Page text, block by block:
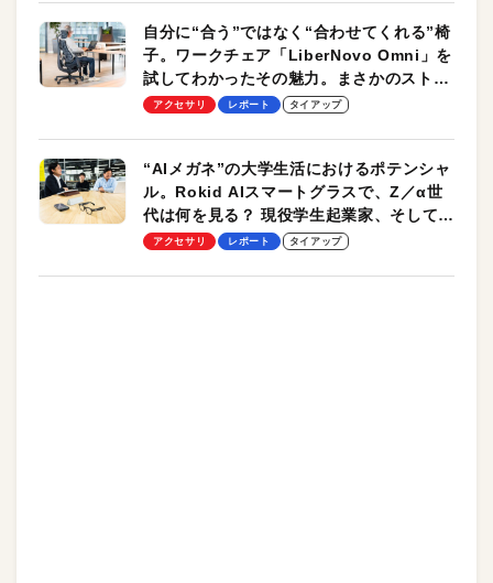
自分に“合う”ではなく“合わせてくれる”椅
子。ワークチェア「LiberNovo Omni」を
試してわかったその魅力。まさかのストレ
ッチ機能も搭載
アクセサリ レポート タイアップ
“AIメガネ”の大学生活におけるポテンシャ
ル。Rokid AIスマートグラスで、Z／α世
代は何を見る？ 現役学生起業家、そして教
授による体験会レポート【PR】
アクセサリ レポート タイアップ